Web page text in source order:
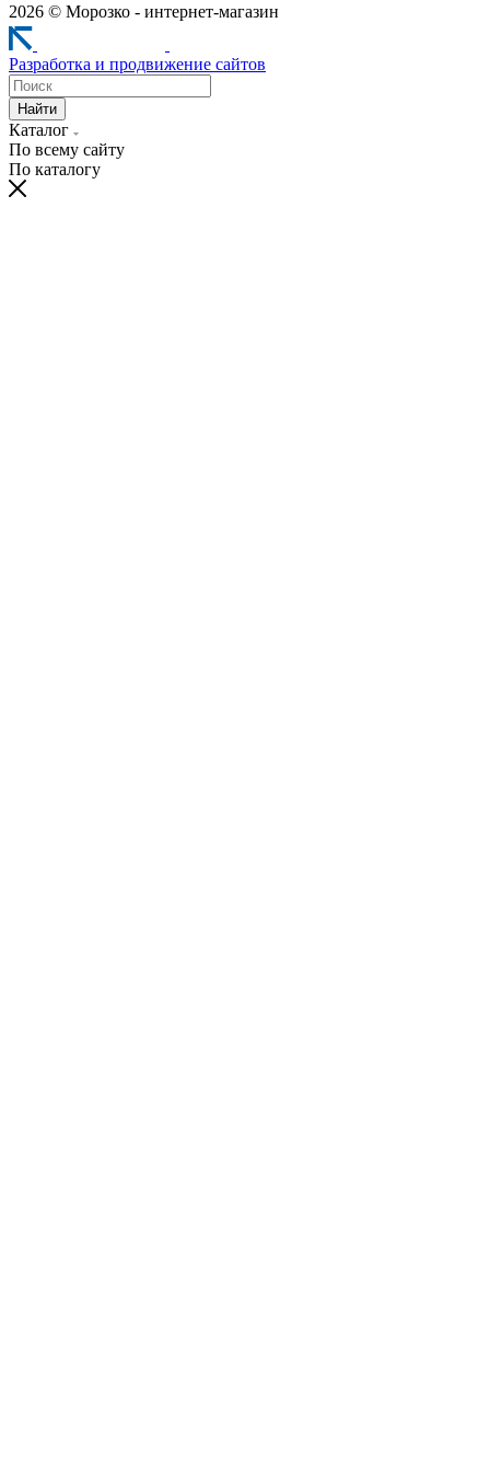
2026 © Морозко - интернет-магазин
Разработка и продвижение сайтов
Найти
Каталог
По всему сайту
По каталогу